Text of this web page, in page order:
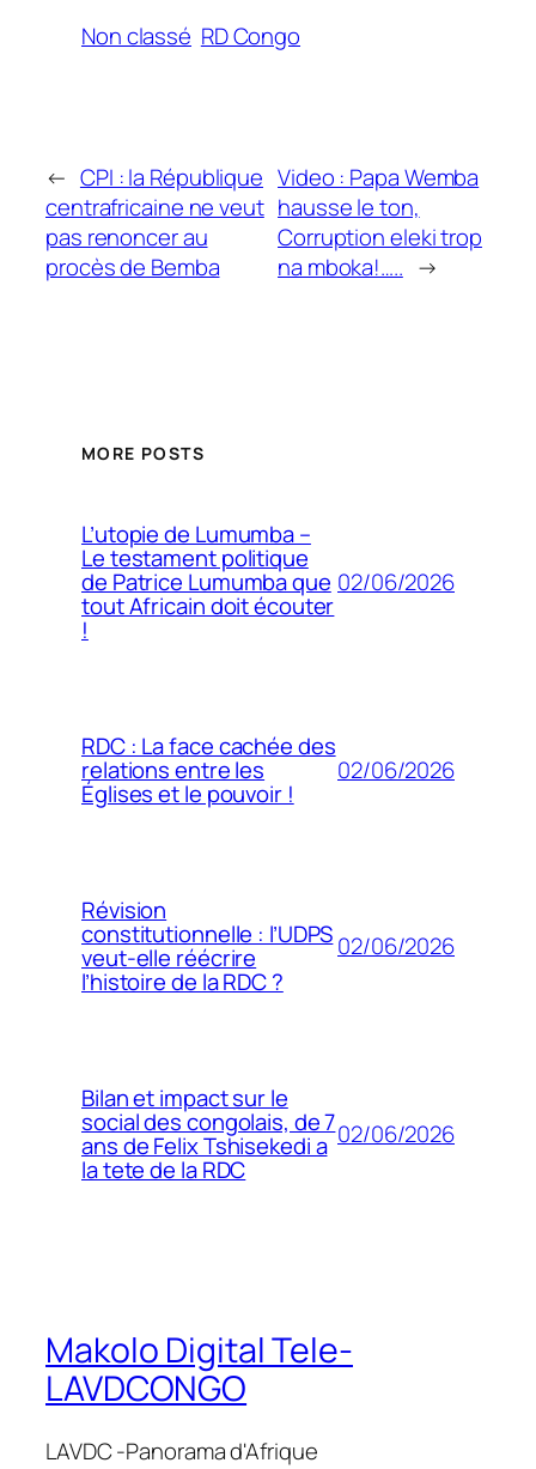
Non classé RD Congo
← CPI : la République
centrafricaine ne veut
pas renoncer au
procès de Bemba
Video : Papa Wemba
hausse le ton,
Corruption eleki trop
na mboka!….. →
MORE POSTS
L’utopie de Lumumba –
Le testament politique
de Patrice Lumumba que
tout Africain doit écouter
!
02/06/2026
RDC : La face cachée des
relations entre les
Églises et le pouvoir !
02/06/2026
Révision
constitutionnelle : l’UDPS
veut-elle réécrire
l’histoire de la RDC ?
02/06/2026
Bilan et impact sur le
social des congolais, de 7
ans de Felix Tshisekedi a
la tete de la RDC
02/06/2026
Makolo Digital Tele-
LAVDCONGO
LAVDC -Panorama d'Afrique